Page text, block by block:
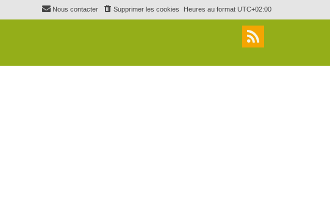
Heures au format UTC+02:00
Supprimer les cookies
Nous contacter